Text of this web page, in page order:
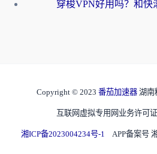
Copyright © 2023 番茄加速器 湖南
互联网虚拟专用网业务许可
湘ICP备2023004234号-1 APP备案号